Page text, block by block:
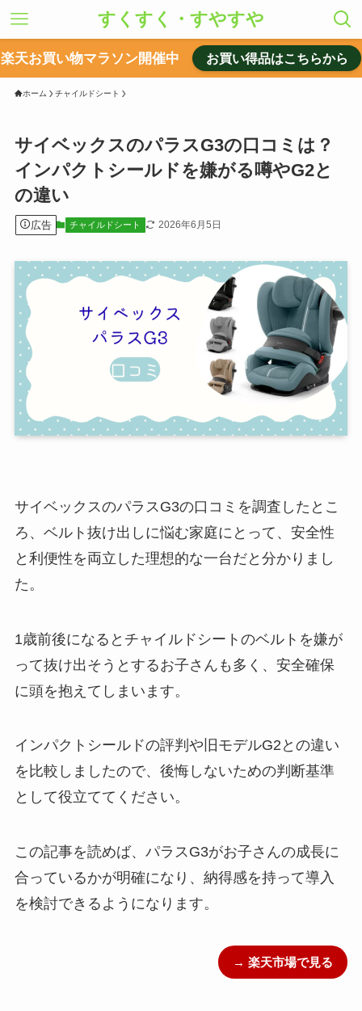
すくすく・すやすや
楽天お買い物マラソン開催中 お買い得品はこちらから
ホーム チャイルドシート
サイベックスのパラスG3の口コミは？
インパクトシールドを嫌がる噂やG2と
の違い
広告 チャイルドシート 2026年6月5日
サイベックスのパラスG3の口コミを調査したとこ
ろ、ベルト抜け出しに悩む家庭にとって、安全性
と利便性を両立した理想的な一台だと分かりまし
た。
1歳前後になるとチャイルドシートのベルトを嫌が
って抜け出そうとするお子さんも多く、安全確保
に頭を抱えてしまいます。
インパクトシールドの評判や旧モデルG2との違い
を比較しましたので、後悔しないための判断基準
として役立ててください。
この記事を読めば、パラスG3がお子さんの成長に
合っているかが明確になり、納得感を持って導入
を検討できるようになります。
→ 楽天市場で見る